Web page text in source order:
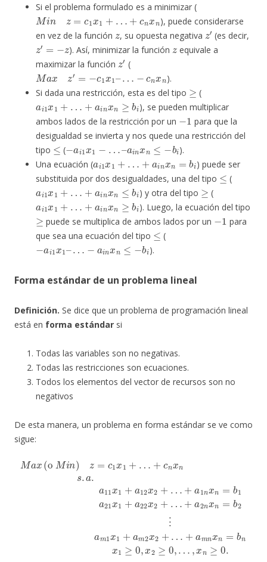
Si el problema formulado es a minimizar (
Minz=c1x1+ …+cnxn
), puede considerarse
en vez de la función
z
, su opuesta negativa
z′
(es decir,
z′= −z
). Así, minimizar la función
z
equivale a
maximizar la función
z′
(
Maxz′=− c1 x1–…− c x
).
Si dada una restricción, esta es del tipo
(
a 1x1+…+ ainxn≥bi
), se pueden multiplicar
ambos lados de la restricción por un
−1
para que la
desigualdad se invierta y nos quede una restricción del
tipo
≤
(
−ai1x1−…–a inxn≤−bi
).
Una ecuación (
a x 1+ …+ainxn bi
) puede ser
substituida por dos desigualdades, una del tipo
≤
(
ai1x1+…+ai nxn≤bi
) y otra del tipo
≥
(
ai1x1 + …+ i nxn≥b i
). Luego, la ecuación del tipo
≥
puede se multiplica de ambos lados por un
− 1
para
que sea una ecuación del tipo
≤
(
−ai 1x1 –…−ainxn≤ −bi
).
Forma estándar de un problema lineal
Definición. Se dice que un problema de programación lineal
está en forma estándar si
Todas las variables son no negativas.
Todas las restricciones son ecuaciones.
Todos los elementos del vector de recursos son no
negativos
De esta manera, un problema en forma estándar se ve como
sigue:
Max(o Min)z c1 + … c . .a 11
+a nx b 1a 21 a 22x
+a2n n= 2⋮ m + am2
+am xn bnx ≥ ≥ 0, …,